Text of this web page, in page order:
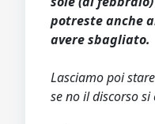
potreste anche
avere sbagliato.
Lasciamo poi
se no il discorso